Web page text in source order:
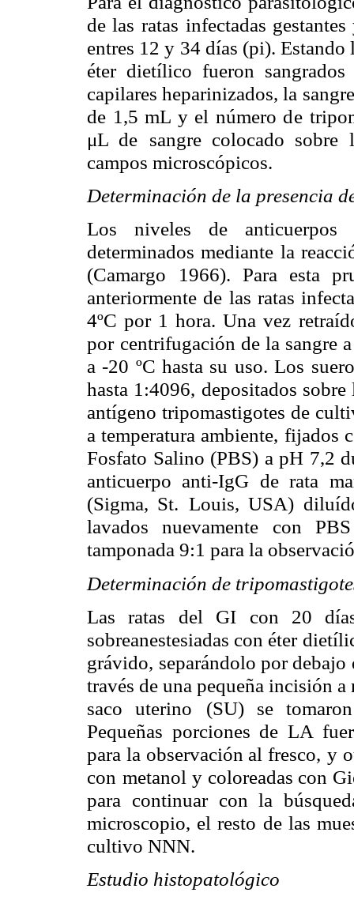
de las ratas infectadas
entres 12 y 34 días (pi). Estando
éter dietílico fueron
capilares heparinizados, la
de 1,5 mL y el número de
μL de sangre colocado sobre
campos microscópicos.
Determinación de la presencia
Los niveles de anticuerpos
determinados mediante la
(Camargo
1966). Para esta
anteriormente de las ratas
4ºC por 1 hora. Una vez
por centrifugación de la sangre
a -20 ºC hasta su uso. Los
hasta 1:4096, depositados
antígeno tripomastigotes de
a temperatura ambiente, fijados
Fosfato Salino (PBS) a pH 7,2
anticuerpo anti-IgG de rata
(Sigma, St. Louis, USA)
lavados nuevamente con
tamponada 9:1 para la
Determinación de
Las ratas del GI con 20
sobreanestesiadas con éter
grávido, separándolo por
través de una pequeña incisión
saco uterino
(SU) se
Pequeñas porciones de LA
para la observación al fresco, y
con metanol y coloreadas con
para continuar con la
microscopio, el resto de las
cultivo NNN.
Estudio histopatológico